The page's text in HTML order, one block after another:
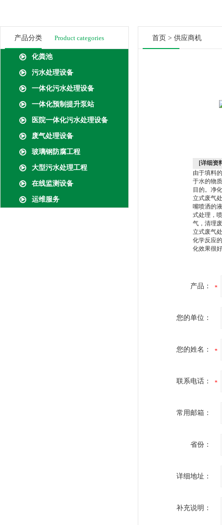
产品分类 Product categories
化粪池
污水处理设备
一体化污水处理设备
一体化预制提升泵站
医院一体化污水处理设备
废气处理设备
玻璃钢防腐工程
大型污水处理工程
在线监测设备
运维服务
首页 > 供应商机
[详细资
由于填料
于水的物
目的。净
立式废气
嘴喷洒的
式处理，
气，清理
立式废气
化学反应
化效果很
产品：
您的单位：
您的姓名：
联系电话：
常用邮箱：
省份：
详细地址：
补充说明：